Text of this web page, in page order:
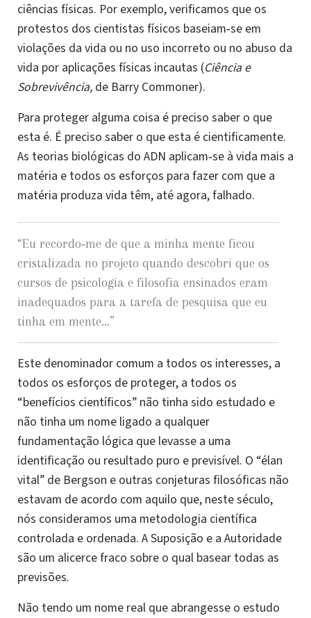
ciências físicas. Por exemplo, verificamos que os
protestos dos cientistas físicos baseiam‑se em
violações da vida ou no uso incorreto ou no abuso da
vida por aplicações físicas incautas (Ciência e
Sobrevivência, de Barry Commoner).
Para proteger alguma coisa é preciso saber o que
esta é. É preciso saber o que esta é cientificamente.
As teorias biológicas do ADN aplicam‑se à vida mais a
matéria e todos os esforços para fazer com que a
matéria produza vida têm, até agora, falhado.
“Eu recordo‑me de que a minha mente ficou
cristalizada no projeto quando descobri que os
cursos de psicologia e filosofia ensinados eram
inadequados para a tarefa de pesquisa que eu
tinha em mente…”
Este denominador comum a todos os interesses, a
todos os esforços de proteger, a todos os
“benefícios científicos” não tinha sido estudado e
não tinha um nome ligado a qualquer
fundamentação lógica que levasse a uma
identificação ou resultado puro e previsível. O “élan
vital” de Bergson e outras conjeturas filosóficas não
estavam de acordo com aquilo que, neste século,
nós consideramos uma metodologia científica
controlada e ordenada. A Suposição e a Autoridade
são um alicerce fraco sobre o qual basear todas as
previsões.
Não tendo um nome real que abrangesse o estudo